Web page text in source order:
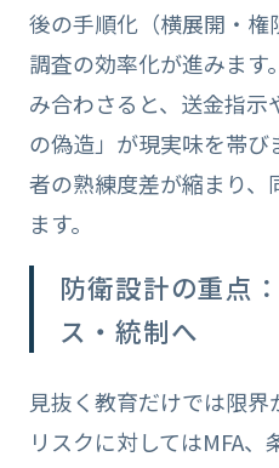
後の手順化（横展開・
調査の効率化が進みま
み合わさると、送金指
の偽造」が現実味を帯び
者の熟練度差が縮まり、
ます。
防衛設計の重点
ス・統制へ
見抜く教育だけでは限
リスクに対してはMFA